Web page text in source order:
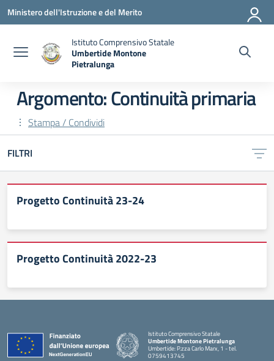
Vai ai contenuti
Vai al menu di navigazione
Vai al footer
Ministero dell'Istruzione e del Merito
Istituto Comprensivo Statale
Umbertide Montone
Pietralunga
Argomento: Continuità primaria
Stampa / Condividi
FILTRI
Progetto Continuità 23-24
Progetto Continuità 2022-23
Istituto Comprensivo Statale
Umbertide Montone Pietralunga
Umbertide: P.zza Carlo Marx, 1 - tel.
0759413745